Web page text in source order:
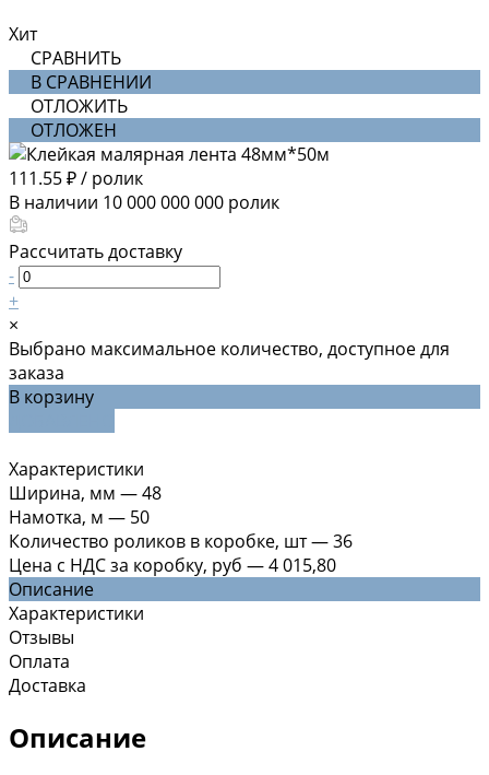
Хит
СРАВНИТЬ
В СРАВНЕНИИ
ОТЛОЖИТЬ
ОТЛОЖЕН
111.55 ₽/ ролик
В наличии 10 000 000 000 ролик
Рассчитать доставку
-
+
×
Выбрано максимальное количество, доступное для
заказа
В корзину
Характеристики
Ширина, мм —48
Намотка, м — 50
Количество роликов в коробке, шт—36
Цена с НДС за коробку, руб —4 015,80
Описание
Характеристики
Отзывы
Оплата
Доставка
Описание